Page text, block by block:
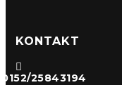
KONTAKT

0152/25843194